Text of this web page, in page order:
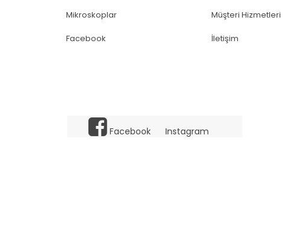
Mikroskoplar
Facebook
Müşteri Hizmetleri
İletişim
Facebook Instagram